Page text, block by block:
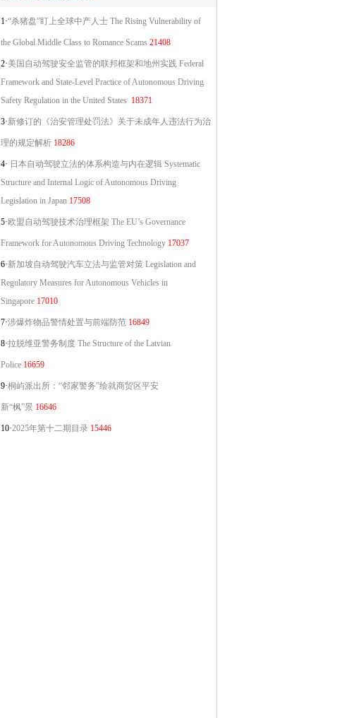
1·“杀猪盘”盯上全球中产人士 The Rising Vulnerability of
the Global Middle Class to Romance Scams 21408
2·美国自动驾驶安全监管的联邦框架和地州实践 Federal
Framework and State-Level Practice of Autonomous Driving
Safety Regulation in the United States 18371
3·新修订的《治安管理处罚法》关于未成年人违法行为治
理的规定解析 18286
4· 日本自动驾驶立法的体系构造与内在逻辑 Systematic
Structure and Internal Logic of Autonomous Driving
Legislation in Japan 17508
5·欧盟自动驾驶技术治理框架 The EU’s Governance
Framework for Autonomous Driving Technology 17037
6·新加坡自动驾驶汽车立法与监管对策 Legislation and
Regulatory Measures for Autonomous Vehicles in
Singapore 17010
7·涉爆炸物品警情处置与前端防范 16849
8·拉脱维亚警务制度 The Structure of the Latvian
Police 16659
9·桐屿派出所：“邻家警务”绘就商贸区平安
新“枫”景 16646
10·2025年第十二期目录 15446